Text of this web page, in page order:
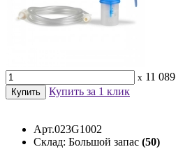
x 11 089
Купить за 1 клик
Арт.023G1002
Склад: Большой запас (50)